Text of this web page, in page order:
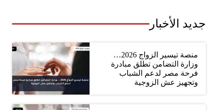
جديد الأخبار
منصة تيسير الزواج 2026…
وزارة التضامن تطلق مبادرة
فرحة مصر لدعم الشباب
وتجهيز عش الزوجية